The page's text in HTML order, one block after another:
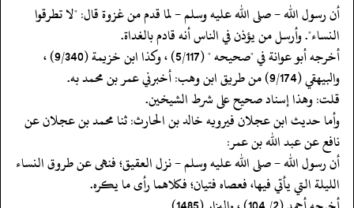
‏‏‏‏أن رسول الله - صلى الله عليه وسلم - لما قدم من غزوة قال: "لا تطرقوا
النساء". وأرسل من يؤذن في الناس أنه قادم بالغداة.
‏‏‏‏أخرجه أبو عوانة في "صحيحه " (5/117) ، وكذا ابن خزيمة (9/340) ،
والبيهقي (9/174) من طريق ابن وهب: أخبرني عمر بن محمد به.
‏‏‏‏قلت: وهذا إسناد صحيح على شرط الشيخين.
‏‏‏‏وأما حديث ابن عجلان فيرويه خالد بن الحارث: ثنا محمد بن عجلان عن
نافع عن عبد الله بن عمر:
‏‏‏‏أن رسول الله - صلى الله عليه وسلم - نزل العقيق؛ فنهى عن طروق النساء
الليلة التي يأتي فيها، فعصاه فتيان؛ فكلاهما رأى ما يكره.